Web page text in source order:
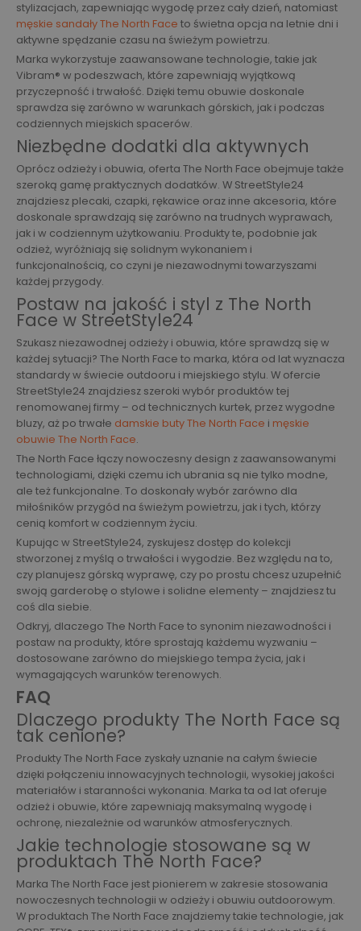
stylizacjach, zapewniając wygodę przez cały dzień, natomiast
męskie sandały The North Face to świetna opcja na letnie dni i
aktywne spędzanie czasu na świeżym powietrzu.
Marka wykorzystuje zaawansowane technologie, takie jak
Vibram® w podeszwach, które zapewniają wyjątkową
przyczepność i trwałość. Dzięki temu obuwie doskonale
sprawdza się zarówno w warunkach górskich, jak i podczas
codziennych miejskich spacerów.
Niezbędne dodatki dla aktywnych
Oprócz odzieży i obuwia, oferta The North Face obejmuje także
szeroką gamę praktycznych dodatków. W StreetStyle24
znajdziesz plecaki, czapki, rękawice oraz inne akcesoria, które
doskonale sprawdzają się zarówno na trudnych wyprawach,
jak i w codziennym użytkowaniu. Produkty te, podobnie jak
odzież, wyróżniają się solidnym wykonaniem i
funkcjonalnością, co czyni je niezawodnymi towarzyszami
każdej przygody.
Postaw na jakość i styl z The North
Face w StreetStyle24
Szukasz niezawodnej odzieży i obuwia, które sprawdzą się w
każdej sytuacji? The North Face to marka, która od lat wyznacza
standardy w świecie outdooru i miejskiego stylu. W ofercie
StreetStyle24 znajdziesz szeroki wybór produktów tej
renomowanej firmy – od technicznych kurtek, przez wygodne
bluzy, aż po trwałe damskie buty The North Face i męskie
obuwie The North Face.
The North Face łączy nowoczesny design z zaawansowanymi
technologiami, dzięki czemu ich ubrania są nie tylko modne,
ale też funkcjonalne. To doskonały wybór zarówno dla
miłośników przygód na świeżym powietrzu, jak i tych, którzy
cenią komfort w codziennym życiu.
Kupując w StreetStyle24, zyskujesz dostęp do kolekcji
stworzonej z myślą o trwałości i wygodzie. Bez względu na to,
czy planujesz górską wyprawę, czy po prostu chcesz uzupełnić
swoją garderobę o stylowe i solidne elementy – znajdziesz tu
coś dla siebie.
Odkryj, dlaczego The North Face to synonim niezawodności i
postaw na produkty, które sprostają każdemu wyzwaniu –
dostosowane zarówno do miejskiego tempa życia, jak i
wymagających warunków terenowych.
FAQ
Dlaczego produkty The North Face są
tak cenione?
Produkty The North Face zyskały uznanie na całym świecie
dzięki połączeniu innowacyjnych technologii, wysokiej jakości
materiałów i staranności wykonania. Marka ta od lat oferuje
odzież i obuwie, które zapewniają maksymalną wygodę i
ochronę, niezależnie od warunków atmosferycznych.
Jakie technologie stosowane są w
produktach The North Face?
Marka The North Face jest pionierem w zakresie stosowania
nowoczesnych technologii w odzieży i obuwiu outdoorowym.
W produktach The North Face znajdziemy takie technologie, jak